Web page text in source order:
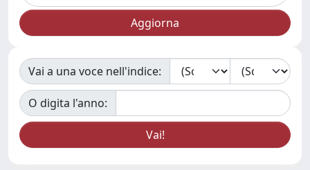
Vai a una voce nell'indice:
O digita l'anno: